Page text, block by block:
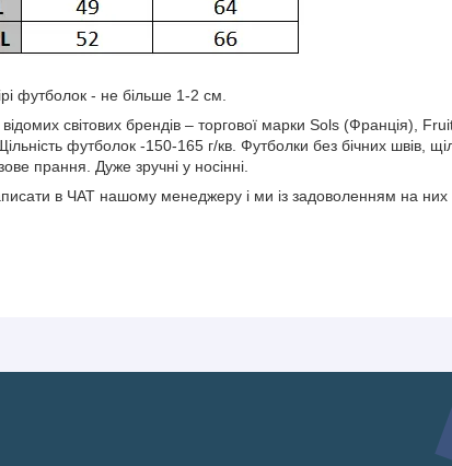
футболок - не більше 1-2 см.
світових брендів – торгової марки Sols (Франція),
футболок -150-165 г/кв. Футболки без бічних швів,
прання. Дуже зручні у носінні.
в ЧАТ нашому менеджеру і ми із задоволенням на них